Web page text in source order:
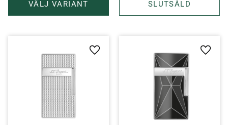
Lägg till i favoriter Lägg